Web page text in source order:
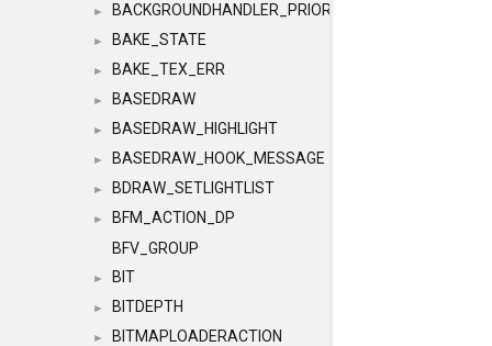
► BACKGROUNDHANDLER_PRIORITY
► BAKE_STATE
► BAKE_TEX_ERR
► BASEDRAW
► BASEDRAW_HIGHLIGHT
► BASEDRAW_HOOK_MESSAGE
► BDRAW_SETLIGHTLIST
►
BFM_ACTION_DP
BFV_GROUP
► BIT
► BITDEPTH
►
BITMAPLOADERACTION